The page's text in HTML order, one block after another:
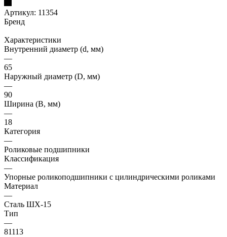
Артикул: 11354
Бренд
Характеристики
Внутренний диаметр (d, мм)
—
65
Наружный диаметр (D, мм)
—
90
Ширина (B, мм)
—
18
Категория
—
Роликовые подшипники
Классификация
—
Упорные роликоподшипники с цилиндрическими роликами
Материал
—
Сталь ШХ-15
Тип
—
81113